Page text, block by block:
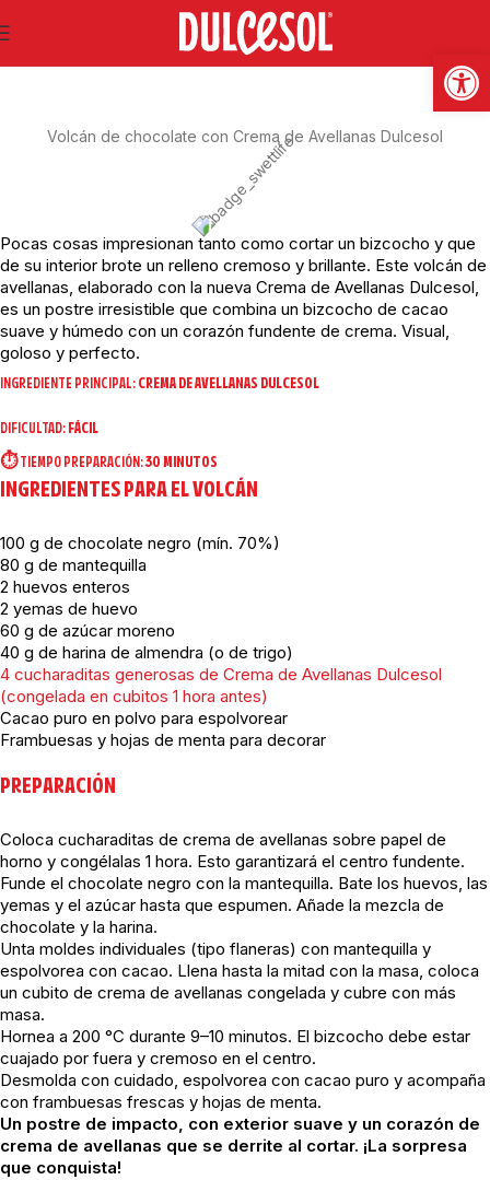
SWEET LIFE
Volcán de chocolate con Crema de Avellanas Dulcesol
Pocas cosas impresionan tanto como cortar un bizcocho y que
de su interior brote un relleno cremoso y brillante. Este volcán de
avellanas, elaborado con la nueva Crema de Avellanas Dulcesol,
es un postre irresistible que combina un bizcocho de cacao
suave y húmedo con un corazón fundente de crema. Visual,
goloso y perfecto.
INGREDIENTE PRINCIPAL:CREMA DE AVELLANAS DULCESOL
DIFICULTAD:FÁCIL
⏱️ TIEMPO PREPARACIÓN:30 MINUTOS
INGREDIENTES PARA EL VOLCÁN
100 g de chocolate negro (mín. 70%)
80 g de mantequilla
2 huevos enteros
2 yemas de huevo
60 g de azúcar moreno
40 g de harina de almendra (o de trigo)
4 cucharaditas generosas de Crema de Avellanas Dulcesol
(congelada en cubitos 1 hora antes)
Cacao puro en polvo para espolvorear
Frambuesas y hojas de menta para decorar
PREPARACIÓN
Coloca cucharaditas de crema de avellanas sobre papel de
horno y congélalas 1 hora. Esto garantizará el centro fundente.
Funde el chocolate negro con la mantequilla. Bate los huevos, las
yemas y el azúcar hasta que espumen. Añade la mezcla de
chocolate y la harina.
Unta moldes individuales (tipo flaneras) con mantequilla y
espolvorea con cacao. Llena hasta la mitad con la masa, coloca
un cubito de crema de avellanas congelada y cubre con más
masa.
Hornea a 200 °C durante 9–10 minutos. El bizcocho debe estar
cuajado por fuera y cremoso en el centro.
Desmolda con cuidado, espolvorea con cacao puro y acompaña
con frambuesas frescas y hojas de menta.
Un postre de impacto, con exterior suave y un corazón de
crema de avellanas que se derrite al cortar. ¡La sorpresa
que conquista!